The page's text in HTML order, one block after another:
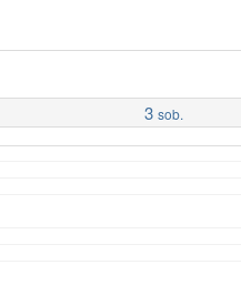
3 sob.